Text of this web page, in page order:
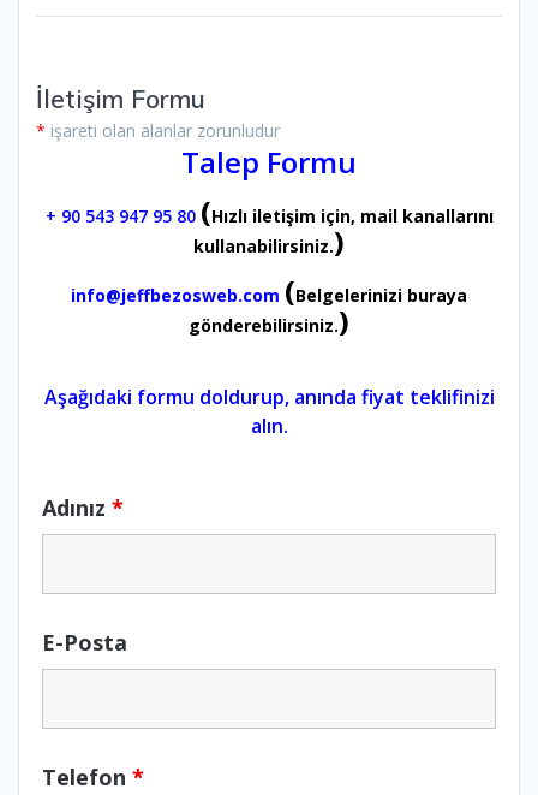
İletişim Formu
* işareti olan alanlar zorunludur
Talep Formu
+ 90 543 947 95 80 (Hızlı iletişim için, mail kanallarını
kullanabilirsiniz.)
info@jeffbezosweb.com (Belgelerinizi buraya
gönderebilirsiniz.)
Aşağıdaki formu doldurup, anında fiyat teklifinizi
alın.
Adınız *
E-Posta
Telefon *